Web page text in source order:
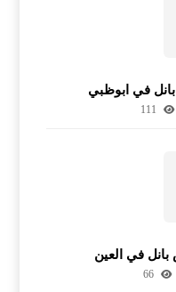
في ابوظبي
111
في العين
66